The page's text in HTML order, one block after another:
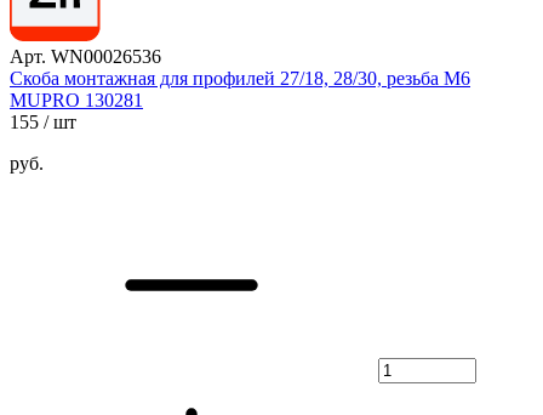
Арт. WN00026536
Скоба монтажная для профилей 27/18, 28/30, резьба М6
MUPRO 130281
155 / шт
руб.